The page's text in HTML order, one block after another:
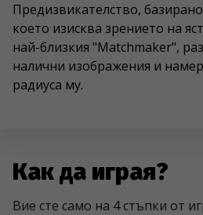
Предизвикателство,
което изисква зрението на
най-близкия "Matchmaker",
налични изображения и
радиуса му.
Как да играя?
Вие сте само на 4 стъпки от